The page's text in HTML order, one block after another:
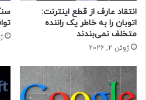
وجود دوقلوهای ۱۶ ماهه
او پیش‌تر در توئیتی از نگرانی خود
داده و گفته بود: «برای کمک به
خودم را می‌کنم. سقوط نرخ زاد و
انتقاد عارف از قطع اینترنت:
اتوبان را به خاطر یک راننده
متخلف نمی‌بندند
ژوئن 2, 2026